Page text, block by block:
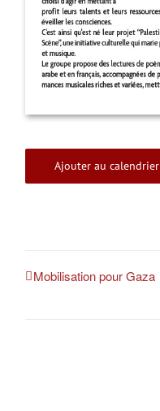
Ajouter au calendrier
Mobilisation pour Gaza